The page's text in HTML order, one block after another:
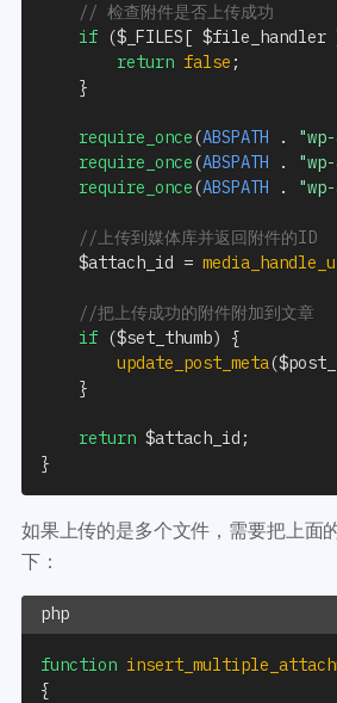
// 检查附件是否上传成功
if ($_FILES[ $file_handler
return false ;
}
require_once(ABSPATH .
require_once(ABSPATH .
require_once(ABSPATH .
//上传到媒体库并返回附件的ID
$attach_id =
//把上传成功的附件附加到文章
if ($set_thumb)
{
update_post_meta(
}
return $attach_id ;
}
如果上传的是多个文件，需要把上面
下：
function
{